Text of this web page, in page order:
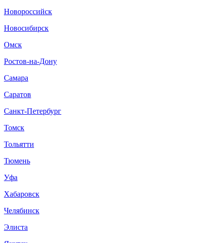
Новороссийск
Новосибирск
Омск
Ростов-на-Дону
Самара
Саратов
Санкт-Петербург
Томск
Тольятти
Тюмень
Уфа
Хабаровск
Челябинск
Элиста